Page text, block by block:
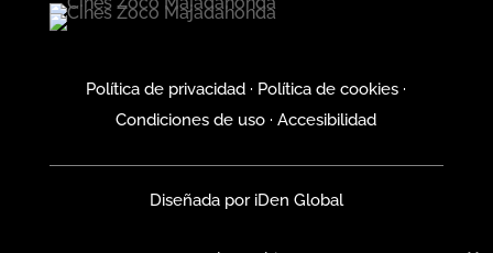
Política de privacidad · Política de cookies ·
Condiciones de uso ·Accesibilidad
Diseñada poriDen Global